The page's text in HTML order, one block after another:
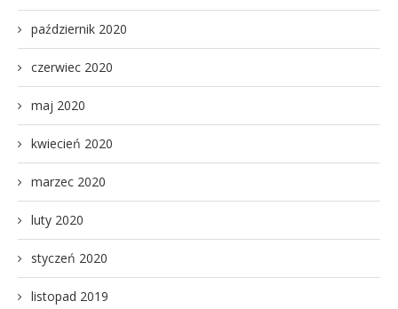
październik 2020
czerwiec 2020
maj 2020
kwiecień 2020
marzec 2020
luty 2020
styczeń 2020
listopad 2019